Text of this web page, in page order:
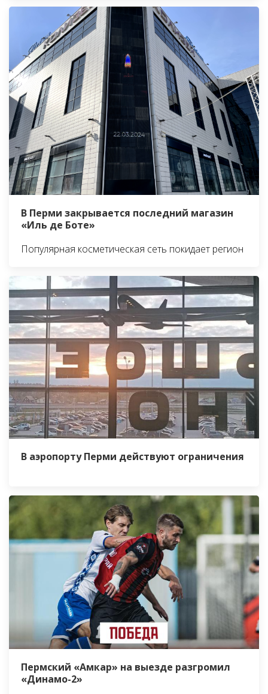
В Перми закрывается последний магазин
«Иль де Боте»
Популярная косметическая сеть покидает регион
В аэропорту Перми действуют ограничения
Пермский «Амкар» на выезде разгромил
«Динамо-2»